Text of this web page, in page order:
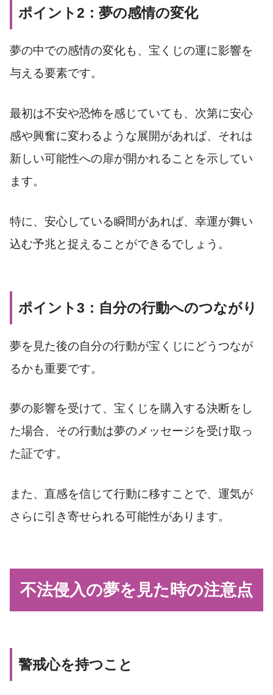
ポイント2：夢の感情の変化
夢の中での感情の変化も、宝くじの運に影響を
与える要素です。
最初は不安や恐怖を感じていても、次第に安心
感や興奮に変わるような展開があれば、それは
新しい可能性への扉が開かれることを示してい
ます。
特に、安心している瞬間があれば、幸運が舞い
込む予兆と捉えることができるでしょう。
ポイント3：自分の行動へのつながり
夢を見た後の自分の行動が宝くじにどうつなが
るかも重要です。
夢の影響を受けて、宝くじを購入する決断をし
た場合、その行動は夢のメッセージを受け取っ
た証です。
また、直感を信じて行動に移すことで、運気が
さらに引き寄せられる可能性があります。
不法侵入の夢を見た時の注意点
警戒心を持つこと